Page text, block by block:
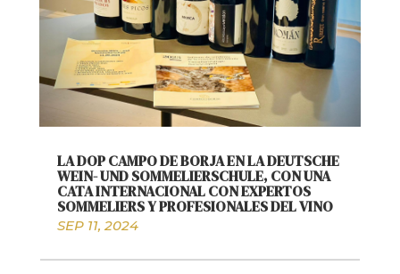
LA DOP CAMPO DE BORJA EN LA DEUTSCHE
WEIN- UND SOMMELIERSCHULE, CON UNA
CATA INTERNACIONAL CON EXPERTOS
SOMMELIERS Y PROFESIONALES DEL VINO
SEP 11, 2024